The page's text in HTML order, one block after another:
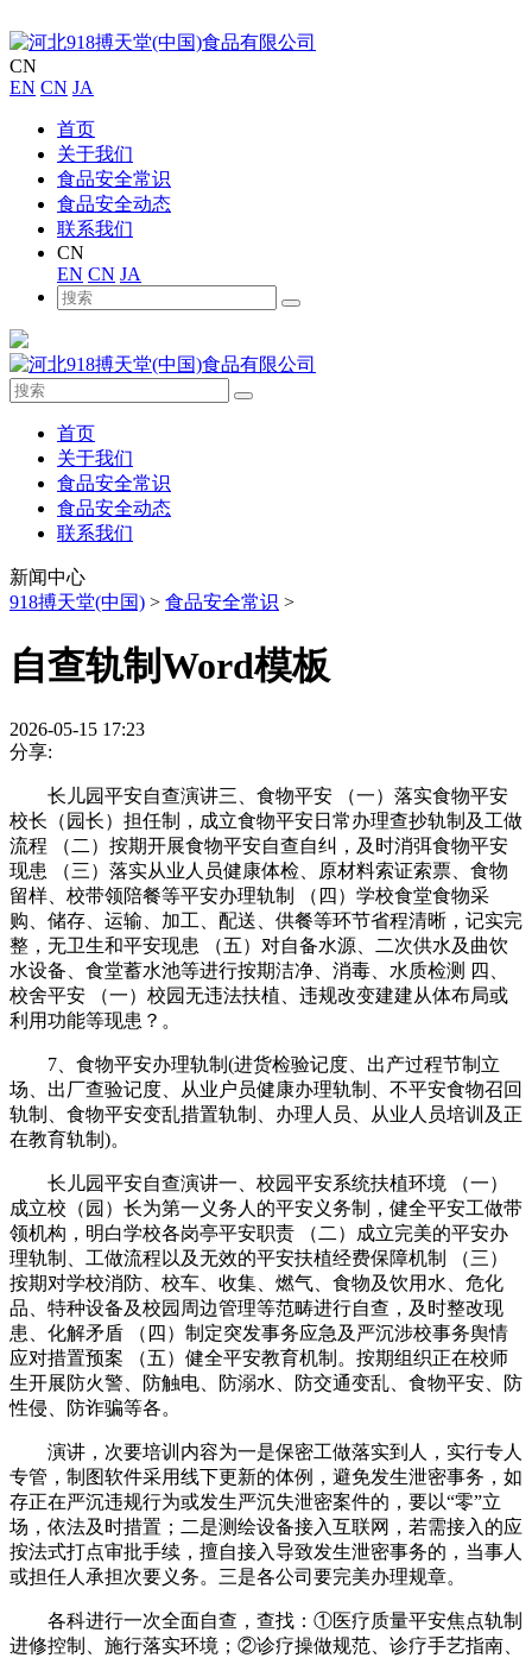
CN
EN CN JA
首页
关于我们
食品安全常识
食品安全动态
联系我们
CN
EN CN JA
首页
关于我们
食品安全常识
食品安全动态
联系我们
新闻中心
918搏天堂(中国) > 食品安全常识 >
自查轨制Word模板
2026-05-15 17:23
分享:
长儿园平安自查演讲三、食物平安 （一）落实食物平安
校长（园长）担任制，成立食物平安日常办理查抄轨制及工做
流程 （二）按期开展食物平安自查自纠，及时消弭食物平安
现患 （三）落实从业人员健康体检、原材料索证索票、食物
留样、校带领陪餐等平安办理轨制 （四）学校食堂食物采
购、储存、运输、加工、配送、供餐等环节省程清晰，记实完
整，无卫生和平安现患 （五）对自备水源、二次供水及曲饮
水设备、食堂蓄水池等进行按期洁净、消毒、水质检测 四、
校舍平安 （一）校园无违法扶植、违规改变建建从体布局或
利用功能等现患？。
7、食物平安办理轨制(进货检验记度、出产过程节制立
场、出厂查验记度、从业户员健康办理轨制、不平安食物召回
轨制、食物平安变乱措置轨制、办理人员、从业人员培训及正
在教育轨制)。
长儿园平安自查演讲一、校园平安系统扶植环境 （一）
成立校（园）长为第一义务人的平安义务制，健全平安工做带
领机构，明白学校各岗亭平安职责 （二）成立完美的平安办
理轨制、工做流程以及无效的平安扶植经费保障机制 （三）
按期对学校消防、校车、收集、燃气、食物及饮用水、危化
品、特种设备及校园周边管理等范畴进行自查，及时整改现
患、化解矛盾 （四）制定突发事务应急及严沉涉校事务舆情
应对措置预案 （五）健全平安教育机制。按期组织正在校师
生开展防火警、防触电、防溺水、防交通变乱、食物平安、防
性侵、防诈骗等各。
演讲，次要培训内容为一是保密工做落实到人，实行专人
专管，制图软件采用线下更新的体例，避免发生泄密事务，如
存正在严沉违规行为或发生严沉失泄密案件的，要以“零”立
场，依法及时措置；二是测绘设备接入互联网，若需接入的应
按法式打点审批手续，擅自接入导致发生泄密事务的，当事人
或担任人承担次要义务。三是各公司要完美办理规章。
各科进行一次全面自查，查找：①医疗质量平安焦点轨制
进修控制、施行落实环境；②诊疗操做规范、诊疗手艺指南、